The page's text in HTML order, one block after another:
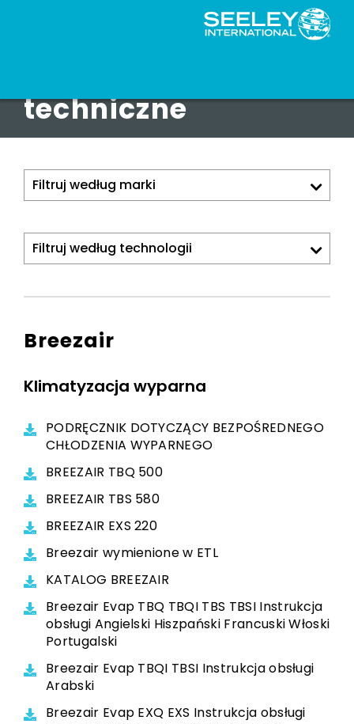
techniczne
Breezair
Klimatyzacja wyparna
PODRĘCZNIK DOTYCZĄCY BEZPOŚREDNEGO
CHŁODZENIA WYPARNEGO
BREEZAIR TBQ 500
BREEZAIR TBS 580
BREEZAIR EXS 220
Breezair wymienione w ETL
KATALOG BREEZAIR
Breezair Evap TBQ TBQI TBS TBSI Instrukcja
obsługi Angielski Hiszpański Francuski Włoski
Portugalski
Breezair Evap TBQI TBSI Instrukcja obsługi
Arabski
Breezair Evap EXQ EXS Instrukcja obsługi